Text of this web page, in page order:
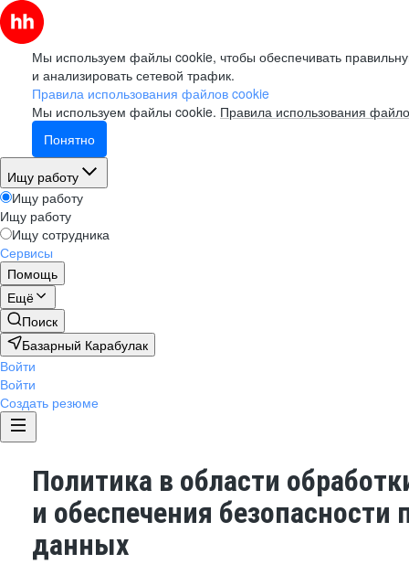
Мы используем файлы cookie, чтобы обеспечивать
и анализировать сетевой трафик.
Правила использования файлов cookie
Мы используем файлы cookie. Правила использования
Понятно
Ищу работу
Ищу работу
Ищу работу
Ищу сотрудника
Сервисы
Помощь
Ещё
Поиск
Базарный Карабулак
Войти
Войти
Создать резюме
Политика в области
и обеспечения безопасности
данных